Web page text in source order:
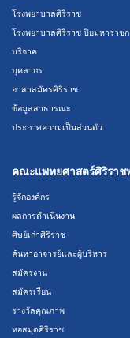
โรงพยาบาลศิริราช
โรงพยาบาลศิริราช ปิยมหาราช
บริจาค
บุคลากร
อาสาสมัครศิริราช
ข้อมูลสาธารณะ
ประกาศความเป็นส่วนตัว
คณะแพทยศาสตร์ศิริราช
รู้จักองค์กร
ผลการดำเนินงาน
ศิษย์เก่าศิริราช
ค้นหาอาจารย์และผู้บริหาร
สมัครงาน
สมัครเรียน
รางวัลคุณภาพ
หอสมุดศิริราช